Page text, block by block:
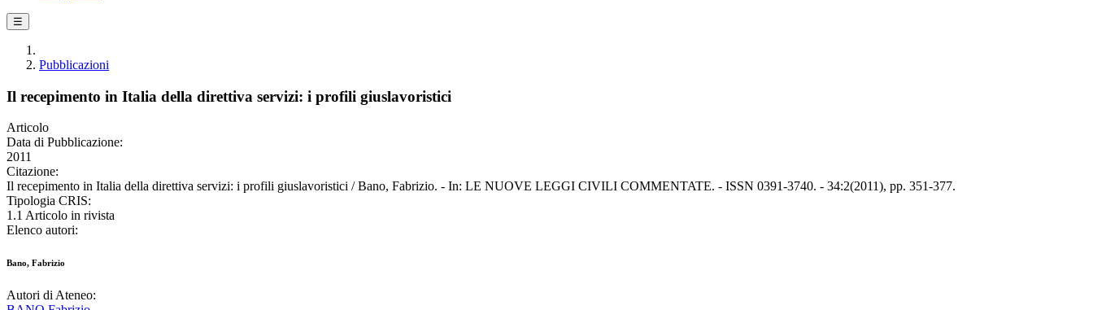
☰
Pubblicazioni
Il recepimento in Italia della direttiva servizi: i profili giuslavoristici
Articolo
Data di Pubblicazione:
2011
Citazione:
Il recepimento in Italia della direttiva servizi: i profili giuslavoristici / Bano, Fabrizio. - In: LE NUOVE LEGGI CIVILI COMMENTATE. - ISSN 0391-3740. - 34:2(2011), pp. 351-377.
Tipologia CRIS:
1.1 Articolo in rivista
Elenco autori:
Bano, Fabrizio
Autori di Ateneo: